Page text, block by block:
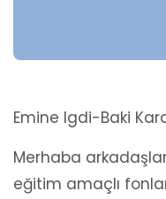
Emine Igdi-Baki
Merhaba
eğitim amaçlı